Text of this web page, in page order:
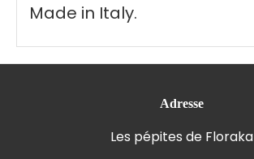
Made in Italy.
Adresse
Les pépites de Floraka